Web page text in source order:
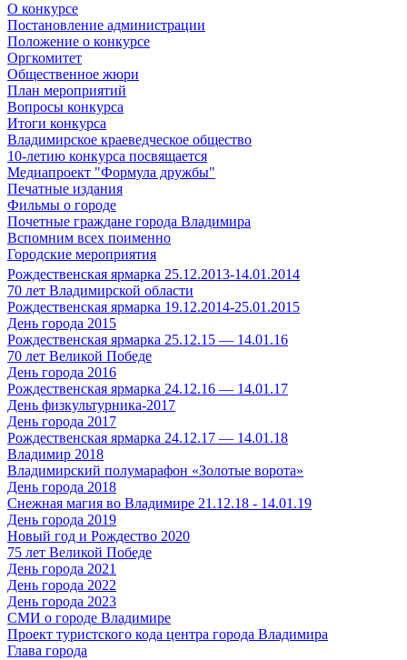
О конкурсе
Постановление администрации
Положение о конкурсе
Оргкомитет
Общественное жюри
План мероприятий
Вопросы конкурса
Итоги конкурса
Владимирское краеведческое общество
10-летию конкурса посвящается
Медиапроект "Формула дружбы"
Печатные издания
Фильмы о городе
Почетные граждане города Владимира
Вспомним всех поименно
Городские мероприятия
Рождественская ярмарка 25.12.2013-14.01.2014
70 лет Владимирской области
Рождественская ярмарка 19.12.2014-25.01.2015
День города 2015
Рождественская ярмарка 25.12.15 — 14.01.16
70 лет Великой Победе
День города 2016
Рождественская ярмарка 24.12.16 — 14.01.17
День физкультурника-2017
День города 2017
Рождественская ярмарка 24.12.17 — 14.01.18
Владимир 2018
Владимирский полумарафон «Золотые ворота»
День города 2018
Снежная магия во Владимире 21.12.18 - 14.01.19
День города 2019
Новый год и Рождество 2020
75 лет Великой Победе
День города 2021
День города 2022
День города 2023
СМИ о городе Владимире
Проект туристского кода центра города Владимира
Глава города